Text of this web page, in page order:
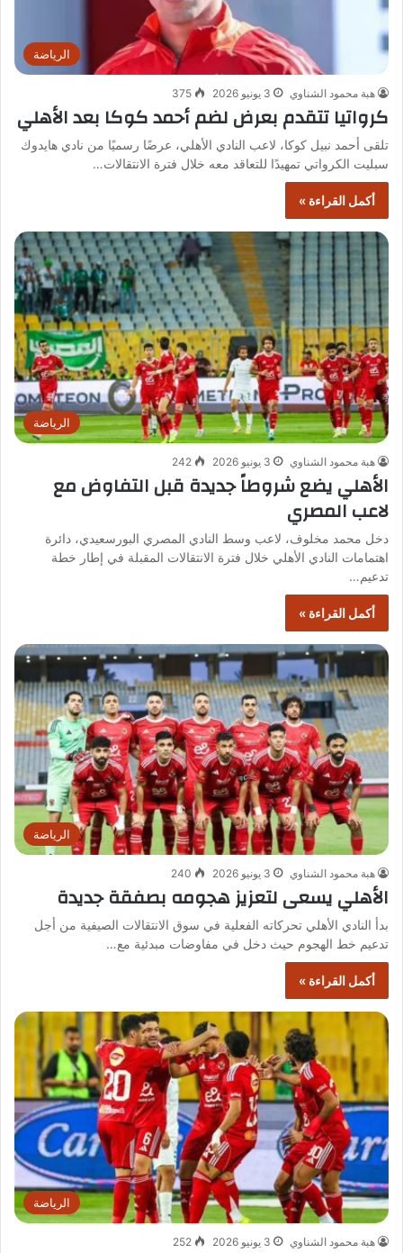
الرياضة
هبة محمود الشناوي 3 يونيو 2026 375
كرواتيا تتقدم بعرض لضم أحمد كوكا بعد الأهلي
تلقى أحمد نبيل كوكا، لاعب النادي الأهلي، عرضًا رسميًا من نادي هايدوك
سبليت الكرواتي تمهيدًا للتعاقد معه خلال فترة الانتقالات…
أكمل القراءة »
الرياضة
هبة محمود الشناوي 3 يونيو 2026 242
الأهلي يضع شروطاً جديدة قبل التفاوض مع
لاعب المصري
دخل محمد مخلوف، لاعب وسط النادي المصري البورسعيدي، دائرة
اهتمامات النادي الأهلي خلال فترة الانتقالات المقبلة في إطار خطة
تدعيم…
أكمل القراءة »
الرياضة
هبة محمود الشناوي 3 يونيو 2026 240
الأهلي يسعى لتعزيز هجومه بصفقة جديدة
بدأ النادي الأهلي تحركاته الفعلية في سوق الانتقالات الصيفية من أجل
تدعيم خط الهجوم حيث دخل في مفاوضات مبدئية مع…
أكمل القراءة »
الرياضة
هبة محمود الشناوي 3 يونيو 2026 252